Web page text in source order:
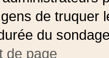
de truquer
du
de page